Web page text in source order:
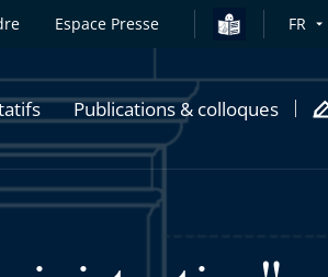
Espace Presse FR
Publications & colloques